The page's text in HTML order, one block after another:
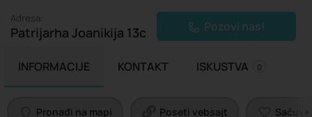
Adresa:
Patrijarha Joanikija 13c Pozovi nas!
INFORMACIJE KONTAKT ISKUSTVA 0
Pronađi na mapi Poseti vebsajt